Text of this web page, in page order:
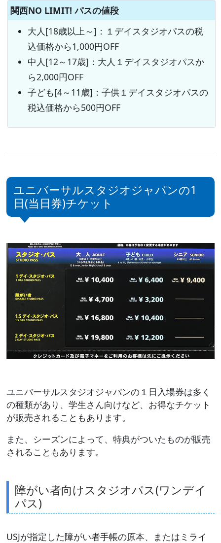
関西NO LIMIT! パスの値段
大人[18歳以上～]：１デイスタジオパスの税
込価格から1,000円OFF
中人[12～17歳]：大人１デイスタジオパスか
ら2,000円OFF
子ども[4～11歳]：子供１デイスタジオパスの
税込価格から500円OFF
ユニバーサルスタジオジャパンの1
日(当日券)チケット
ユニバーサルスタジオジャパンの１日入場券は多く
の種類があり、学生さん向けなど、お得なチケット
が販売されることもあります。
また、シーズンによって、特典がついたものが販売
されることもあります。
障がい者向けスタジオパス(ワンデイ
パス)
USJが指定した障がい者手帳の原本、またはミライ